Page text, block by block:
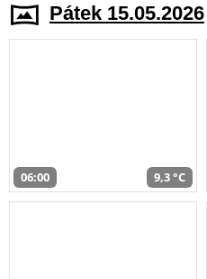
Pátek 15.05.2026
06:00 9,3 °C